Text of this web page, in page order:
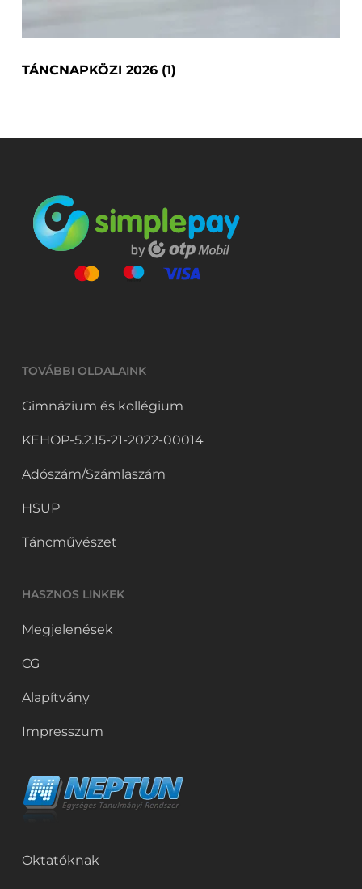
TÁNCNAPKÖZI 2026 (1)
TOVÁBBI OLDALAINK
Gimnázium és kollégium
KEHOP-5.2.15-21-2022-00014
Adószám/Számlaszám
HSUP
Táncművészet
HASZNOS LINKEK
Megjelenések
CG
Alapítvány
Impresszum
Oktatóknak